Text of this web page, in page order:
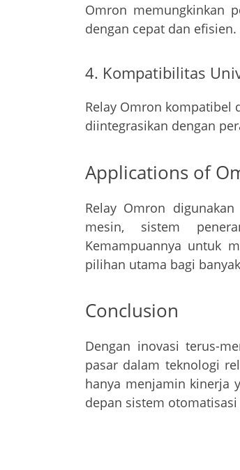
Omron memungkinkan
dengan cepat dan efisien.
4. Kompatibilitas
Relay Omron kompatibel
diintegrasikan dengan
Applications of
Relay Omron
mesin, sistem
Kemampuannya untuk
pilihan utama bagi
Conclusion
Dengan inovasi terus-
pasar dalam teknologi
hanya menjamin kinerja
depan sistem otomatisasi